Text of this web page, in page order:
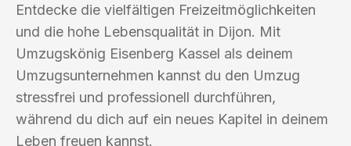
Entdecke die vielfältigen Freizeitmöglichkeiten
und die hohe Lebensqualität in Dijon. Mit
Umzugskönig Eisenberg Kassel als deinem
Umzugsunternehmen kannst du den Umzug
stressfrei und professionell durchführen,
während du dich auf ein neues Kapitel in deinem
Leben freuen kannst.